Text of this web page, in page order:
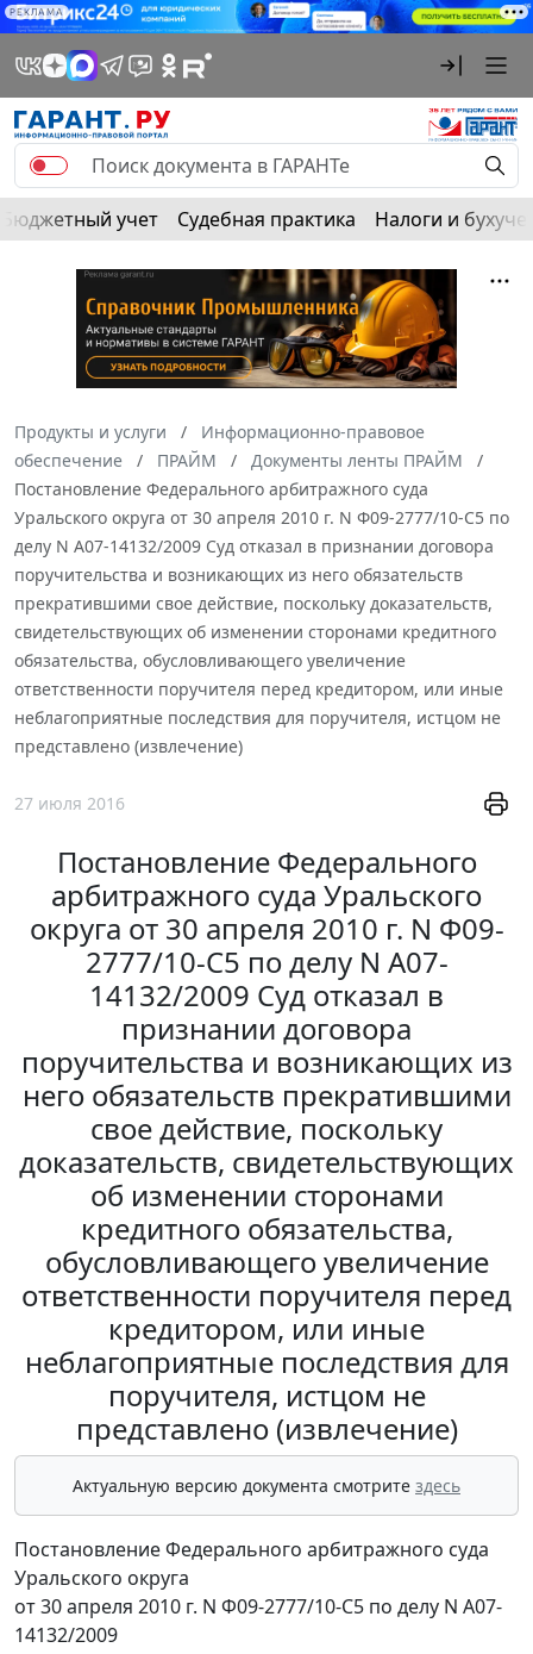
РЕКЛАМА
Бюджетный учет Судебная практика Налоги и
Продукты и услуги
Информационно-правовое
обеспечение
ПРАЙМ
Документы ленты ПРАЙМ
Постановление Федерального арбитражного суда
Уральского округа от 30 апреля 2010 г. N Ф09-2777/10-С5 по
делу N А07-14132/2009 Суд отказал в признании договора
поручительства и возникающих из него обязательств
прекратившими свое действие, поскольку доказательств,
свидетельствующих об изменении сторонами кредитного
обязательства, обусловливающего увеличение
ответственности поручителя перед кредитором, или иные
неблагоприятные последствия для поручителя, истцом не
представлено (извлечение)
27 июля 2016
Постановление Федерального
арбитражного суда Уральского
округа от 30 апреля 2010 г. N Ф09-
2777/10-С5 по делу N А07-
14132/2009 Суд отказал в
признании договора
поручительства и возникающих из
него обязательств прекратившими
свое действие, поскольку
доказательств, свидетельствующих
об изменении сторонами
кредитного обязательства,
обусловливающего увеличение
ответственности поручителя перед
кредитором, или иные
неблагоприятные последствия для
поручителя, истцом не
представлено (извлечение)
Актуальную версию документа смотрите здесь
Постановление Федерального арбитражного суда
Уральского округа
от 30 апреля 2010 г. N Ф09-2777/10-С5 по делу N А07-
14132/2009